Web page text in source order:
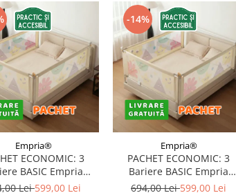
Empria®
ECONOMIC: 3
BASIC Empria
pat 160X200 cm +
Lei599,00 Lei
-14%
Empria®
PACHET ECONOMIC: 3
Bariere BASIC Empria
protectie pat 180X200 cm +
694,00 Lei599,00 Lei